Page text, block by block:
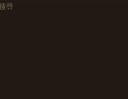
尋